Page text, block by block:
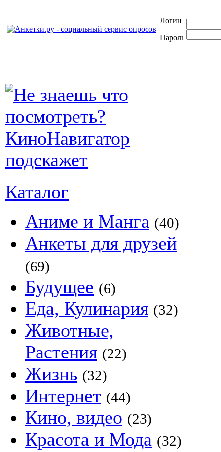
Логин
Пароль
Каталог
Аниме и Манга (40)
Анкеты для друзей
(69)
Будущее (6)
Еда, Кулинария (32)
Животные,
Растения (22)
Жизнь (32)
Интернет (44)
Кино, видео (23)
Красота и Мода (32)